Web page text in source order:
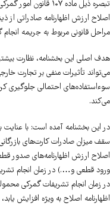
تبصره ذیل ماده ۱۰۷
اصلاح ارزش اظهارنامه صادراتی
مراحل قانونی مربوط به جریمه انجام
هدف اصلی این بخشنامه، نظارت
می‌تواند تأثیرات منفی بر تجارت
سوءاستفاده‌های احتمالی جلوگیری
می‌کند.
در این بخشنامه آمده است: با
سقف میزان صادرات کارت‌های
اصلاح ارزش اظهارنامه‌های صدور
ورود قطعی و….) در زمان انجام
در زمان انجام تشریفات گمرکی